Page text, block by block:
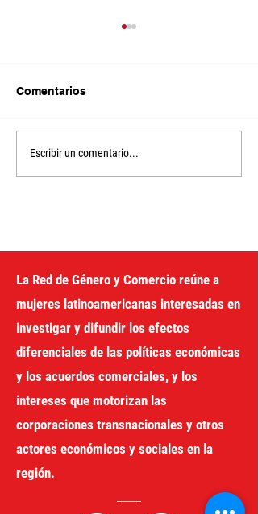
Unlocking the
Comentarios
Escribir un comentario...
La Red de Género y Comercio reúne a
mujeres latinoamericanas interesadas en
investigar y difundir los efectos
diferenciales de las políticas económicas
y los acuerdos comerciales, y los
intereses que motorizan las
corporaciones transnacionales y otros
actores económicos y sociales en la
región.